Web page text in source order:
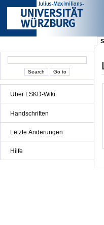
Über LSKD-Wiki
Handschriften
Letzte Änderungen
Hilfe